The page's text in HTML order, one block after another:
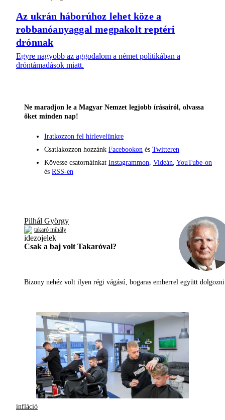
Az ukrán háborúhoz lehet köze a
robbanóanyaggal megpakolt reptéri
drónnak
Egyre nagyobb az aggodalom a német politikában a
dróntámadások miatt.
Ne maradjon le a Magyar Nemzet legjobb írásairól, olvassa
őket minden nap!
Iratkozzon fel hírlevelünkre
Csatlakozzon hozzánk Facebookon és Twitteren
Kövesse csatornáinkat Instagrammon, Videán, YouTube-on
és RSS-en
Pilhál György
takaró mihály
Csak a baj volt Takaróval?
Bizony nehéz volt ilyen régi vágású, bogaras emberrel együtt
infláció